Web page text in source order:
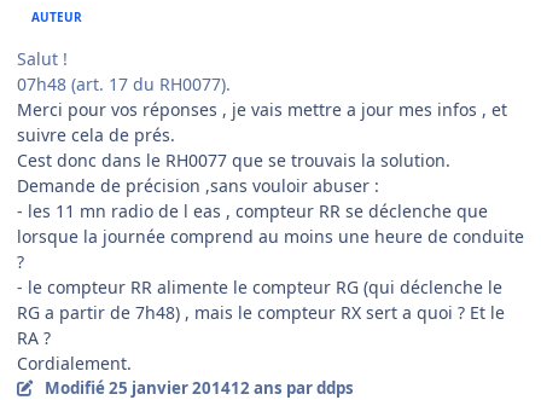
AUTEUR
Salut !
07h48 (art. 17 du RH0077).
Merci pour vos réponses , je vais mettre a jour mes infos , et
suivre cela de prés.
Cest donc dans le RH0077 que se trouvais la solution.
Demande de précision ,sans vouloir abuser :
- les 11 mn radio de l eas , compteur RR se déclenche que
lorsque la journée comprend au moins une heure de conduite
?
- le compteur RR alimente le compteur RG (qui déclenche le
RG a partir de 7h48) , mais le compteur RX sert a quoi ? Et le
RA ?
Cordialement.
Modifié25 janvier 201412 ans par ddps